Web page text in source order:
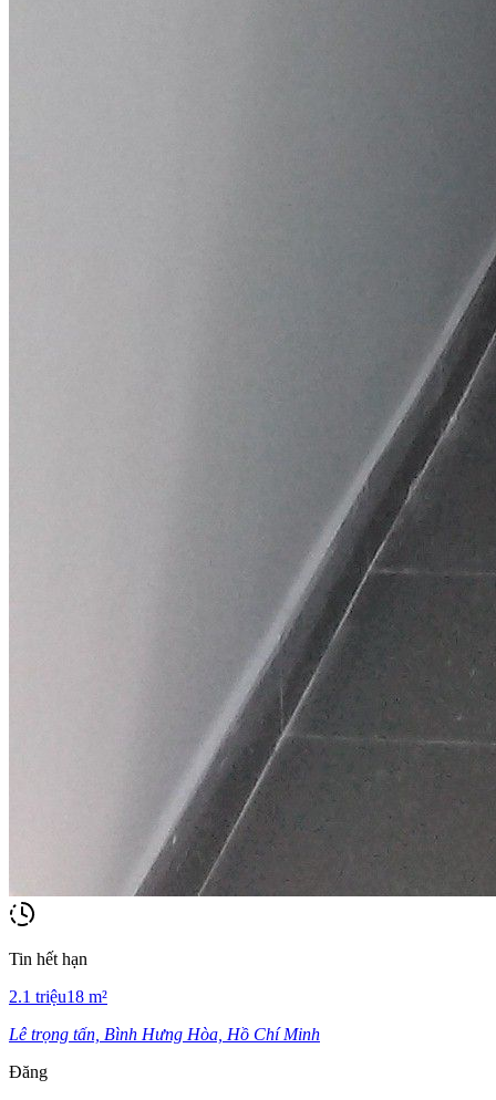
Tin hết hạn
2.1 triệu18 m²
Lê trọng tấn, Bình Hưng Hòa, Hồ Chí Minh
Đăng